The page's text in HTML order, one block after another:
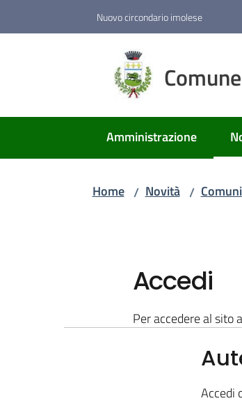
Nuovo circondario imolese
Amministrazione
Home / Novità /
Accedi
Per accedere al sito
Accedi